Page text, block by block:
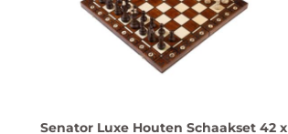
Senator Luxe Houten Schaakset 42 x